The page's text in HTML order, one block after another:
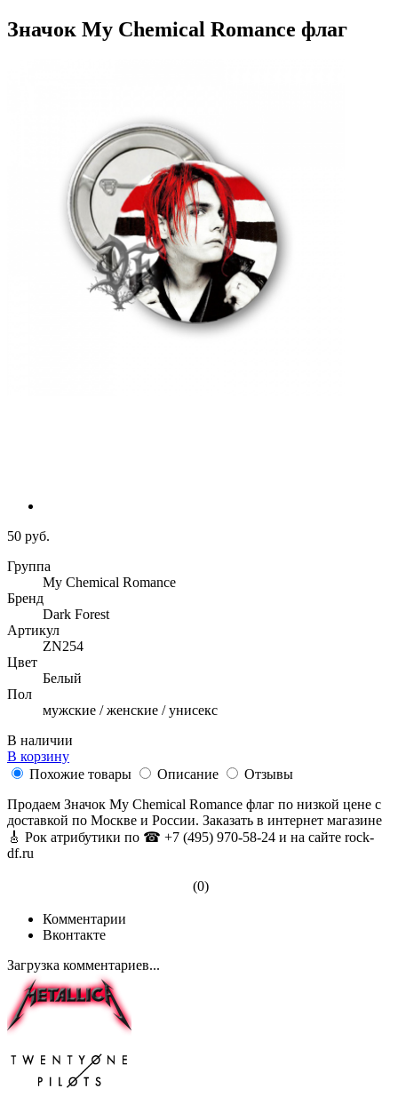
Значок My Chemical Romance флаг
50 руб.
Группа
My Chemical Romance
Бренд
Dark Forest
Артикул
ZN254
Цвет
Белый
Пол
мужские / женские / унисекс
В наличии
В корзину
Похожие товары
Описание
Отзывы
Продаем Значок My Chemical Romance флаг по низкой цене с
доставкой по Москве и России. Заказать в интернет магазине
🎸 Рок атрибутики по ☎ +7 (495) 970-58-24 и на сайте rock-
df.ru
(0)
Комментарии
Вконтакте
Загрузка комментариев...